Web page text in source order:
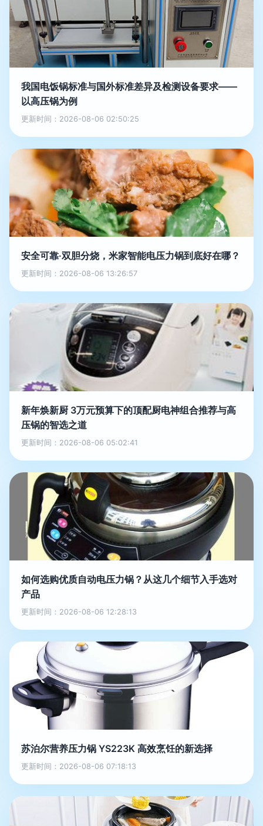
我国电饭锅标准与国外标准差异及检测设备要求——
以高压锅为例
更新时间：2026-08-06 02:50:25
安全可靠·双胆分烧，米家智能电压力锅到底好在哪？
更新时间：2026-08-06 13:26:57
新年焕新厨 3万元预算下的顶配厨电神组合推荐与高
压锅的智选之道
更新时间：2026-08-06 05:02:41
如何选购优质自动电压力锅？从这几个细节入手选对
产品
更新时间：2026-08-06 12:28:13
苏泊尔营养压力锅 YS223K 高效烹饪的新选择
更新时间：2026-08-06 07:18:13